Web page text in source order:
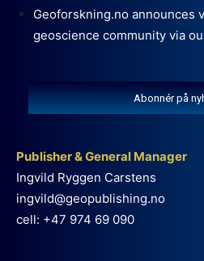
Geoforskning.no announces
geoscience community via
Abonnér på
Publisher & General Manager
Ingvild Ryggen Carstens
ingvild@geopublishing.no
cell: +47 974 69 090